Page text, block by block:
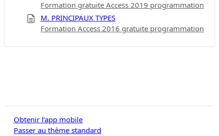
Formation gratuite Access 2019 programmation
M. PRINCIPAUX TYPES
Formation Access 2016 gratuite programmation
Obtenir l’app mobile
Passer au thème standard